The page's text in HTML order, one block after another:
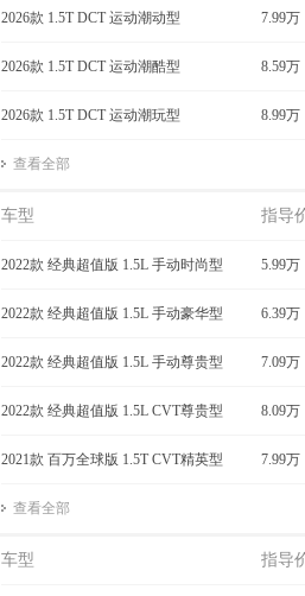
获取底价 获
2026款 1.5T DCT 运动潮动型 7.99万
2026款 1.5T DCT 运动潮酷型 8.59万
2026款 1.5T DCT 运动潮玩型 8.99万
查看全部
车型 指导
2022款 经典超值版 1.5L 手动时尚型 5.99万
2022款 经典超值版 1.5L 手动豪华型 6.39万
2022款 经典超值版 1.5L 手动尊贵型 7.09万
2022款 经典超值版 1.5L CVT尊贵型 8.09万
2021款 百万全球版 1.5T CVT精英型 7.99万
查看全部
车型 指导